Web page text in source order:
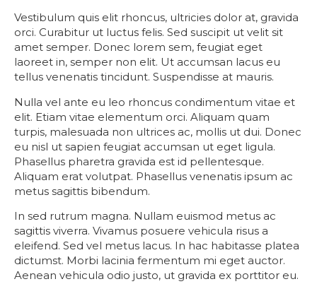
Vestibulum quis elit rhoncus, ultricies dolor at, gravida
orci. Curabitur ut luctus felis. Sed suscipit ut velit sit
amet semper. Donec lorem sem, feugiat eget
laoreet in, semper non elit. Ut accumsan lacus eu
tellus venenatis tincidunt. Suspendisse at mauris.
Nulla vel ante eu leo rhoncus condimentum vitae et
elit. Etiam vitae elementum orci. Aliquam quam
turpis, malesuada non ultrices ac, mollis ut dui. Donec
eu nisl ut sapien feugiat accumsan ut eget ligula.
Phasellus pharetra gravida est id pellentesque.
Aliquam erat volutpat. Phasellus venenatis ipsum ac
metus sagittis bibendum.
In sed rutrum magna. Nullam euismod metus ac
sagittis viverra. Vivamus posuere vehicula risus a
eleifend. Sed vel metus lacus. In hac habitasse platea
dictumst. Morbi lacinia fermentum mi eget auctor.
Aenean vehicula odio justo, ut gravida ex porttitor eu.